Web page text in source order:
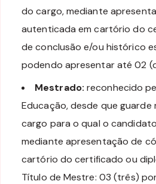
do cargo, mediante
autenticada em cartório do
de conclusão e/ou histórico
podendo apresentar até 02
Mestrado: reconhecido
Educação, desde que
cargo para o qual o
mediante apresentação de
cartório do certificado ou
Título de Mestre: 03 (três)